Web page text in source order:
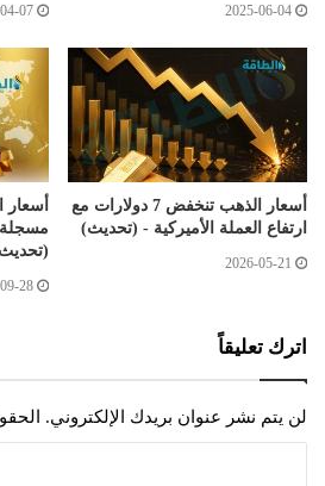
2025-06-04
07
أسعار الذهب تنخفض 7 دولارات مع
ارتفاع العملة الأميركية - (تحديث)
2026-05-21
28
اترك تعليقاً
لن يتم نشر عنوان بريدك الإلكتروني.